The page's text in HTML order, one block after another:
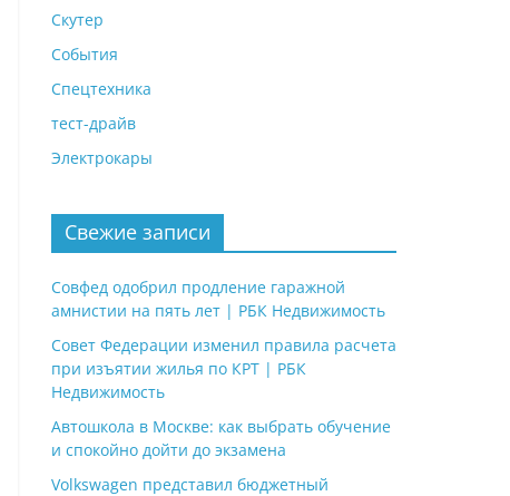
Скутер
События
Спецтехника
тест-драйв
Электрокары
Свежие записи
Совфед одобрил продление гаражной
амнистии на пять лет | РБК Недвижимость
Совет Федерации изменил правила расчета
при изъятии жилья по КРТ | РБК
Недвижимость
Автошкола в Москве: как выбрать обучение
и спокойно дойти до экзамена
Volkswagen представил бюджетный